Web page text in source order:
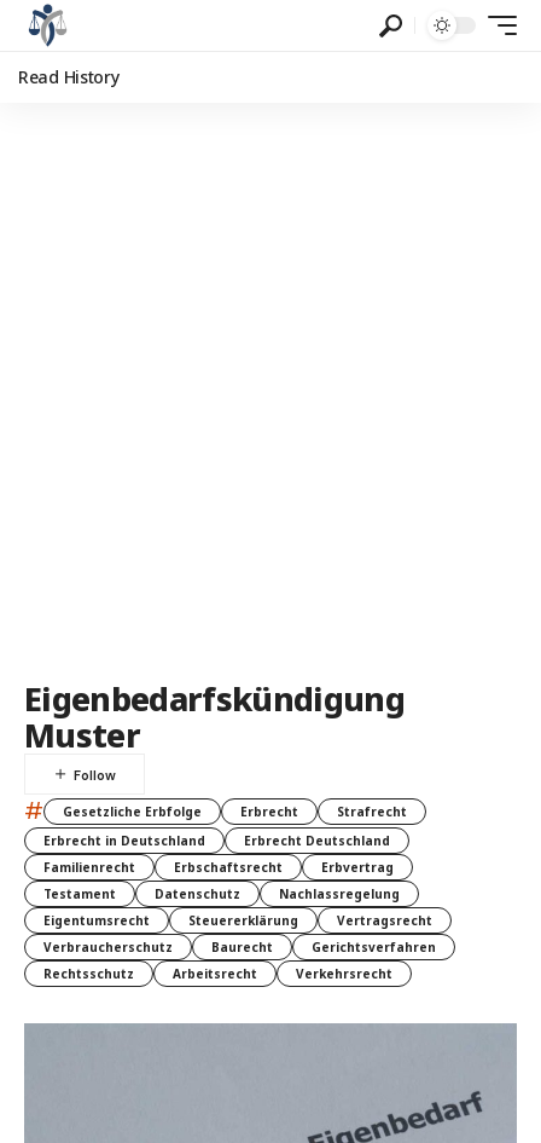
Read History
Eigenbedarfskündigung
Muster
# Gesetzliche Erbfolge Erbrecht
Strafrecht
Erbrecht in Deutschland
Erbrecht Deutschland
Familienrecht
Erbschaftsrecht
Erbvertrag
Testament
Datenschutz
Nachlassregelung
Eigentumsrecht
Steuererklärung
Vertragsrecht
Verbraucherschutz
Baurecht
Gerichtsverfahren
Rechtsschutz
Arbeitsrecht Verkehrsrecht